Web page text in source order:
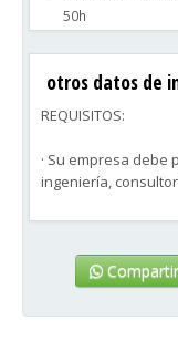
50h
50h
RENOVACIÓN Y
DESARROLLO
SAP:
FUNDAMENTOS
ARCGIS
otros datos de
REQUISITOS:
· Su empresa
ingeniería,
· Solo para
Compartir